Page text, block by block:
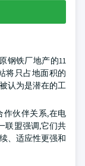
钢铁厂地产的11
将只占地面积的
认为是潜在的工
作伙伴关系,在电
联盟强调,它们共
、适应性更强和